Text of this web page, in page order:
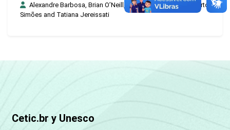
Alexandre Barbosa, Brian O’Neill, Cristina Ponte, José Alberto
Simões and Tatiana Jereissati
Cetic.br y Unesco